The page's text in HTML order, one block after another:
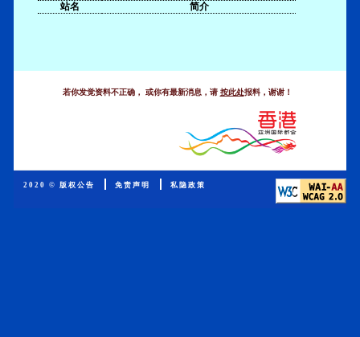
站名 简介
若你发觉资料不正确， 或你有最新消息，请 按此处报料，谢谢！
2020 © 版权公告 免责声明 私隐政策